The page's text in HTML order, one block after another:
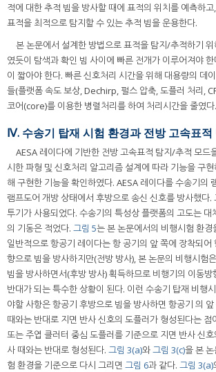
적에 대한 추적 빔을 방사할 때에 표적의 위치를 예측하
표적을 최적으로 탐지할 수 있는 추적 빔을 운용한다.
본 논문에서 설계한 방법으로 표적을 탐지/추적하기
였듯이 탐색과 확인 빔 사이에 빠른 전개가 이루어져야
이 짧아야 한다. 빠른 신호처리 시간을 위해 대용량의 데
들(플랫폼 속도 보상, Dechirp, 펄스 압축, 도플러 처리,
코어(core)를 이용한 병렬처리를 하여 처리시간을 줄였다.
Ⅳ. 수송기 탑재 시험 환경과 전방 고속표적
AESA 레이다에 기반한 전방 고속표적 탐지/추적 모드
시한 파형 및 신호처리 알고리즘 설계에 따라 기능을 구
해 구현한 기능을 확인하였다. AESA 레이다를 수송기의
램프도어 개방 상태에서 후방으로 송신 신호를 방사했다.
투기가 사용되었다. 수송기의 특성상 플랫폼의 고도는 대
의 기동은 적었다. 그림 5는 본 논문에서의 비행시험 환경
일반적으로 항공기 레이다는 항 공기의 앞 쪽에 장착되어
향으로 빔을 방사하지만(전방 방사), 본 논문의 비행시험
빔을 방사하면서(후방 방사) 획득하므로 비행기의 이동방
반대가 되는 특수한 상황이 된다. 이런 수송기 탑재 비행
야할 사항은 항공기 후방으로 빔을 방사하면 항공기 의
때와는 반대로 지면 반사 신호의 도플러가 형성된다는
또는 주엽 클러터 중심 도플러를 기준으로 지면 반사 신
사 때와는 반대로 형성된다. 그림 3(a)와그림 3(c)을 본
험 환경을 기준으로 다시 그리면 그림 6과 같다. 그림 3(a)